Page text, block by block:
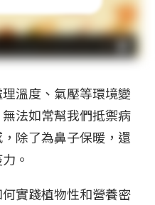
溫度、氣壓等環境變
法如常幫我們抵禦病
除了為鼻子保暖，還
。
實踐植物性和營養密